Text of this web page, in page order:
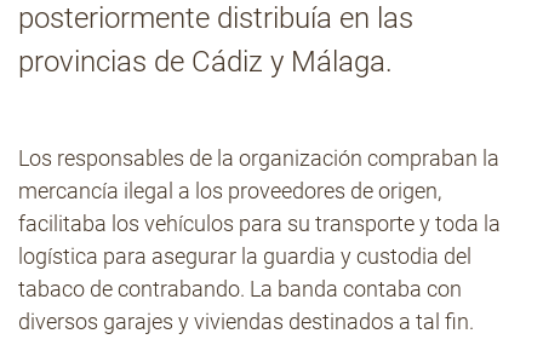
Contacto
posteriormente distribuía en las
provincias de Cádiz y Málaga.
Los responsables de la organización compraban la
mercancía ilegal a los proveedores de origen,
facilitaba los vehículos para su transporte y toda la
logística para asegurar la guardia y custodia del
tabaco de contrabando. La banda contaba con
diversos garajes y viviendas destinados a tal fin.